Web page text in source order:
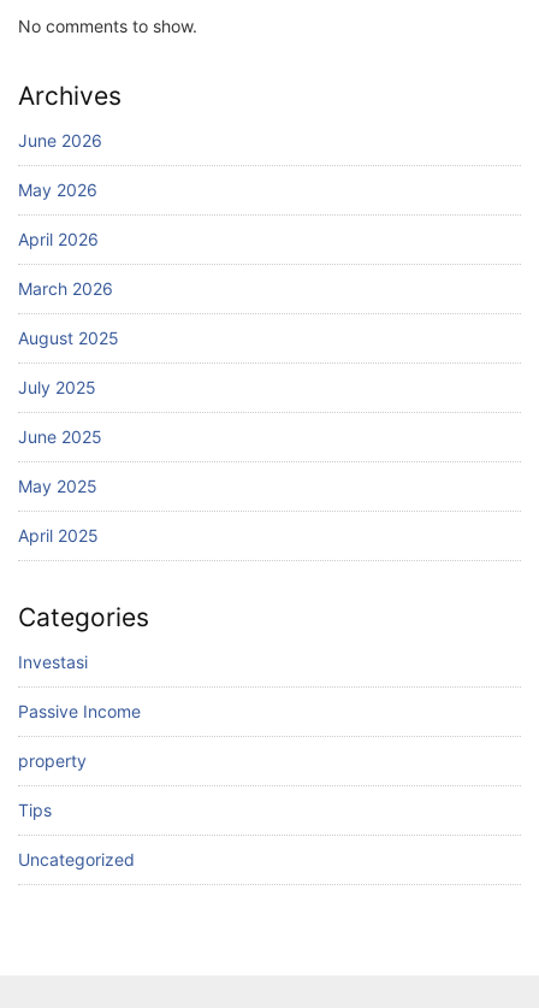
No comments to show.
Archives
June 2026
May 2026
April 2026
March 2026
August 2025
July 2025
June 2025
May 2025
April 2025
Categories
Investasi
Passive Income
property
Tips
Uncategorized